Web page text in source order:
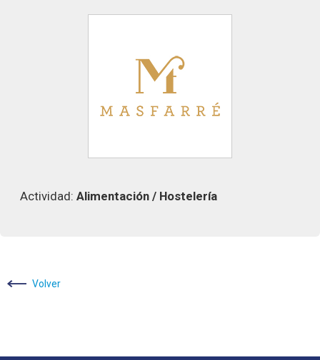
Actividad: Alimentación / Hostelería
Volver